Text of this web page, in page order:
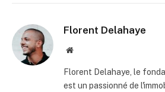
Florent Delahaye
Site
Florent Delahaye, le
est un passionné de